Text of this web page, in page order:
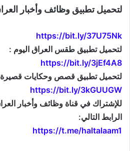
لتحميل تطبيق وظائف وأخبار
https://bit.ly/37U75Nk
لتحميل تطبيق طقس العراق اليوم :
https://bit.ly/3jEf4A8
لتحميل تطبيق قصص وحكايات
https://bit.ly/3kGUUGW
للإشتراك في قناة وظائف وأخبار
الرابط التالي:
https://t.me/haltalaam1